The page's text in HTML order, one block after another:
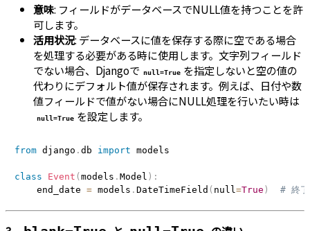
意味: フィールドがデータベースでNULL値を持つことを許
可します。
活用状況: データベースに値を保存する際に空である場合
を処理する必要がある時に使用します。文字列フィールド
でない場合、Djangoで null=True を指定しないと空の値の
代わりにデフォルト値が保存されます。例えば、日付や数
値フィールドで値がない場合にNULL処理を行いたい時は
null=True を設定します。
from django . db import models
class Event (models . Model ) :
    end_date
= models . DateTimeField ( null =True ) # 終了